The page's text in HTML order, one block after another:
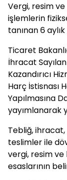
Vergi, resim
işlemlerin
tanınan 6 aylık
Ticaret
İhracat
Kazandırıcı
Harç İstisnası
Yapılmasına
yayımlanarak
Tebliğ,
teslimler ile
vergi, resim ve
esaslarının